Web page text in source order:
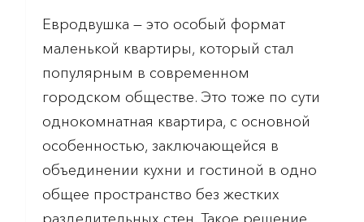
Евродвушка — это особый формат
маленькой квартиры, который стал
популярным в современном
городском обществе. Это тоже по сути
однокомнатная квартира, с основной
особенностью, заключающейся в
объединении кухни и гостиной в одно
общее пространство без жестких